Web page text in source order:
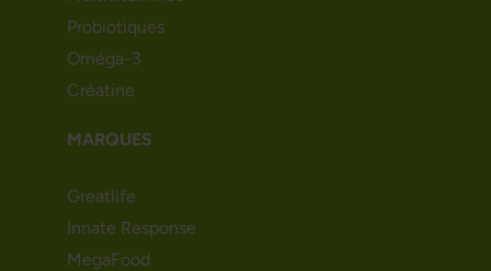
Probiotiques
Oméga-3
Créatine
MARQUES
Greatlife
Innate Response
MegaFood